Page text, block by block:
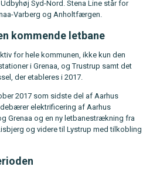
Syd-Nord. Stena Line står for
Varberg og Anholtfærgen.
kommende letbane
for hele kommunen, ikke kun den
i Grenaa, og Trustrup samt det
der etableres i 2017.
2017 som sidste del af Aarhus
elektrificering af Aarhus
Grenaa og en ny letbanestrækning fra
og videre til Lystrup med tilkobling